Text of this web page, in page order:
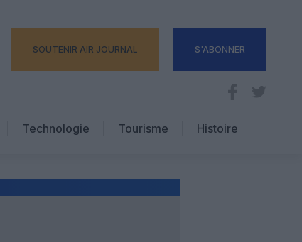
SOUTENIR AIR JOURNAL S'ABONNER
Technologie
Tourisme
Hôtellerie
Histoire